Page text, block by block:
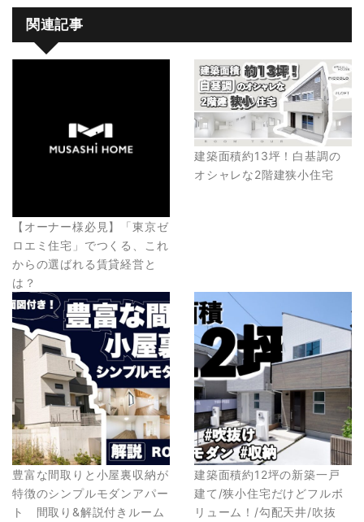
関連記事
【オーナー様必見】「東京ゼ
ロエミ住宅」でつくる、これ
からの選ばれる賃貸経営と
は？
建築面積約13坪！白基調の
オシャレな2階建狭小住宅
豊富な間取りと小屋裏収納が
特徴のシンプルモダンアパー
ト 間取り&解説付きルーム
建築面積約12坪の新築一戸
建て/狭小住宅だけどフルボ
リューム！/勾配天井/吹抜